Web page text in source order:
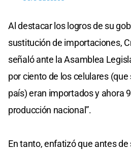
Al destacar los logros de su
sustitución de importaciones,
señaló ante la Asamblea
por ciento de los celulares (que
país) eran importados y ahora
producción nacional”.
En tanto, enfatizó que antes